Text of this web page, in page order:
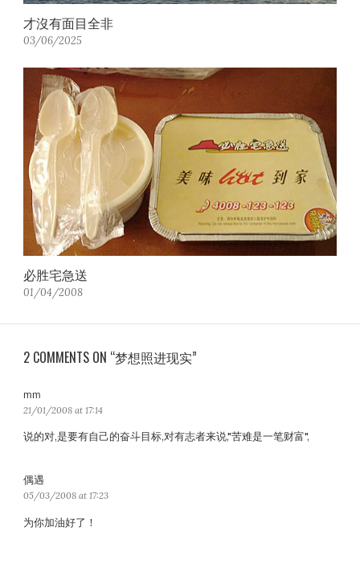
才沒有面目全非
03/06/2025
必胜宅急送
01/04/2008
2 COMMENTS ON “梦想照进现实”
mm
a
s
21/01/2008 at 17:14
说的对,是要有自己的奋斗目标,对有志者来说,"苦难是一笔财富",
偶遇
a
s
05/03/2008 at 17:23
为你加油好了！